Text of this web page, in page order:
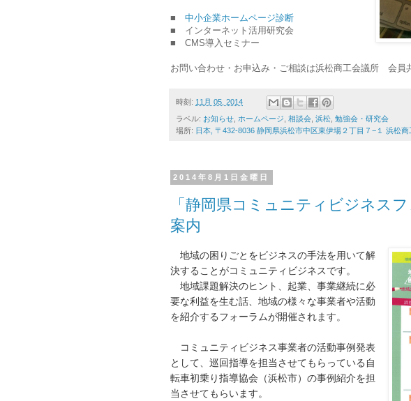
■ 中小企業ホームページ診断
■ インターネット活用研究会
■ CMS導入セミナー
お問い合わせ・お申込み・ご相談は浜松商工会議所 会員
時刻: 11月 05, 2014
ラベル: お知らせ, ホームページ, 相談会, 浜松, 勉強会・研究会
場所: 日本, 〒432-8036 静岡県浜松市中区東伊場２丁目７−１ 浜松
2014年8月1日金曜日
「静岡県コミュニティビジネス
案内
地域の困りごとをビジネスの手法を用いて解
決することがコミュニティビジネスです。
地域課題解決のヒント、起業、事業継続に必
要な利益を生む話、 地域の様々な事業者や活動
を紹介するフォーラムが開催されます。
コミュニティビジネス事業者の活動事例発表
として、巡回指導を担当させてもらっている自
転車初乗り指導協会（浜松市）の事例紹介を担
当させてもらいます。